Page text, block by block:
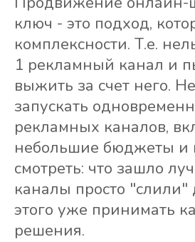
ключ - это подход,
комплексности. Т.е.
1 рекламный канал и
выжить за счет него.
запускать
рекламных каналов,
небольшие бюджеты и
смотреть: что зашло
каналы просто "слили"
этого уже принимать
решения.